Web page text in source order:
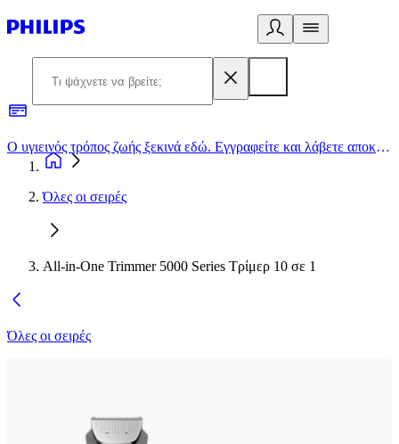
Ο υγιεινός τρόπος ζωής ξεκινά εδώ. Εγγραφείτε και λάβετε αποκλειστικές προσφορές
Όλες οι σειρές
All-in-One Trimmer 5000 Series Τρίμερ 10 σε 1
Όλες οι σειρές